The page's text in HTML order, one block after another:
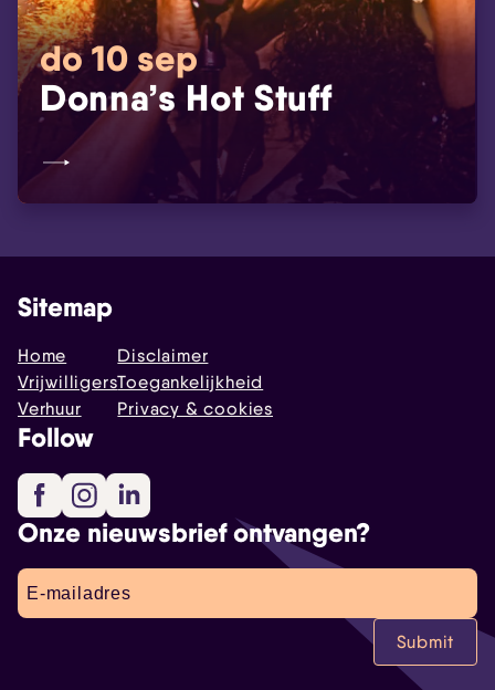
do 10 sep
Donna’s Hot Stuff
Sitemap
Home
Vrijwilligers
Verhuur
Disclaimer
Toegankelijkheid
Privacy & cookies
Follow
FacebookInstagram
Onze nieuwsbrief ontvangen?